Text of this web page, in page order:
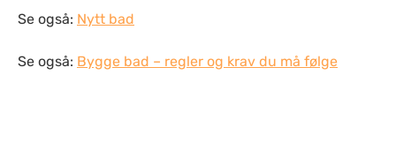
Se også: Nytt bad
Se også: Bygge bad – regler og krav du må følge